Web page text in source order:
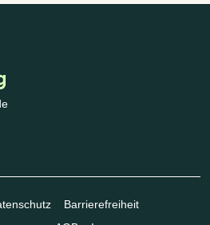
Barrierefreiheit